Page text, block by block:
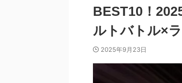
BEST10！
ルトバトル×
2025年9月23日